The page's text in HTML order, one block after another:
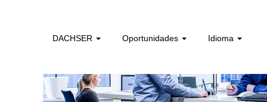
DACHSER Oportunidades Idioma